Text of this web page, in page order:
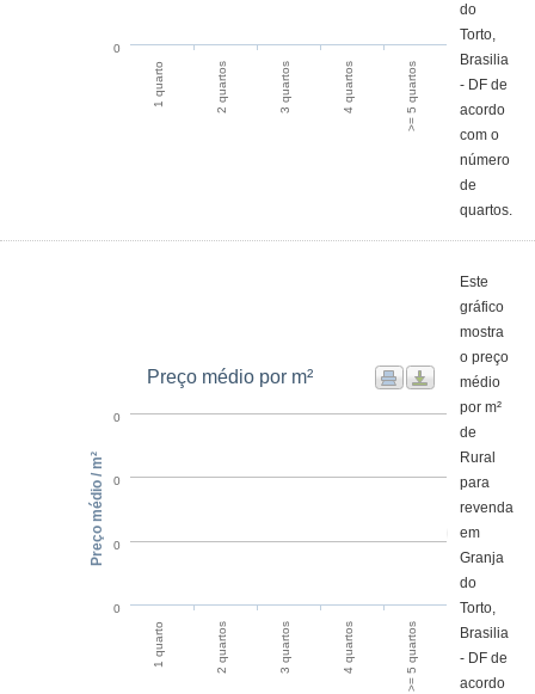
1 quarto 2 quartos 3 quartos 4 quartos >= 5 quartos
0
do
Torto,
Brasilia
- DF de
acordo
com o
número
de
quartos.
Preço médio por m²
1 quarto 2 quartos 3 quartos 4 quartos >= 5 quartos
0
0
0
0
Preço médio / m²
Este
gráfico
mostra
o preço
médio
por m²
de
Rural
para
revenda
em
Granja
do
Torto,
Brasilia
- DF de
acordo